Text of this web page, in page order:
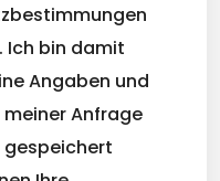
Ich bin damit
Angaben und
Anfrage